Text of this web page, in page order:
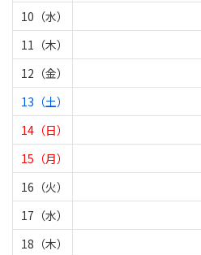
10（水）
11（木）
12（金）
13（土）
14（日）
15（月）
16（火）
17（水）
18（木）